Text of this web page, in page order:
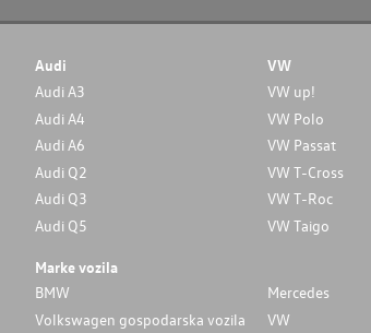
Audi
Audi A3
Audi A4
Audi A6
Audi Q2
Audi Q3
Audi Q5
VW
VW up!
VW Polo
VW Passat
VW T-Cross
VW T-Roc
VW Taigo
Marke vozila
BMW
Mercedes
Volkswagen gospodarska vozila
VW